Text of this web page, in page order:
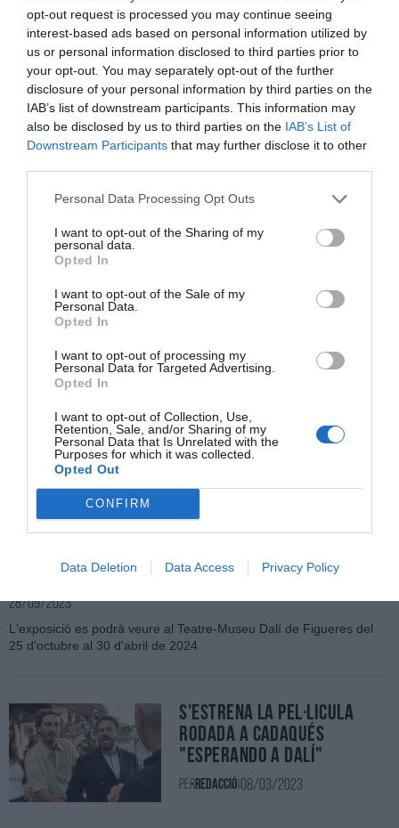
opt-out request is processed you may continue seeing
interest-based ads based on personal information utilized by
us or personal information disclosed to third parties prior to
your opt-out. You may separately opt-out of the further
disclosure of your personal information by third parties on the
IAB’s list of downstream participants. This information may
also be disclosed by us to third parties on the IAB’s List of
Downstream Participants that may further disclose it to other
Personal Data Processing Opt Outs
I want to opt-out of the Sharing of my
personal data.
Opted In
I want to opt-out of the Sale of my
Personal Data.
Opted In
I want to opt-out of processing my
Personal Data for Targeted Advertising.
Opted In
I want to opt-out of Collection, Use,
Retention, Sale, and/or Sharing of my
Personal Data that Is Unrelated with the
Purposes for which it was collected.
Opted Out
CONFIRM
Data Deletion Data Access Privacy Policy
La Casa Natal Salvador Dalí
Redacció|03/11/2023
Tot a punt per a l'exposició El Crist
de Portlligat de Dalí a Figueres
28/09/2023
L'exposició es podrà veure al Teatre-Museu Dalí de Figueres del
25 d'octubre al 30 d'abril de 2024
S'estrena la pel·lícula
rodada a Cadaqués
"Esperando a Dalí"
PerRedacció 08/03/2023